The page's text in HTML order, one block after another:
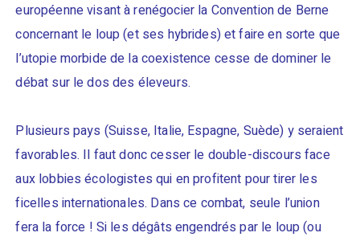
européenne visant à renégocier la Convention de Berne
concernant le loup (et ses hybrides) et faire en sorte que
l’utopie morbide de la coexistence cesse de dominer le
débat sur le dos des éleveurs.
Plusieurs pays (Suisse, Italie, Espagne, Suède) y seraient
favorables. Il faut donc cesser le double-discours face
aux lobbies écologistes qui en profitent pour tirer les
ficelles internationales. Dans ce combat, seule l’union
fera la force ! Si les dégâts engendrés par le loup (ou